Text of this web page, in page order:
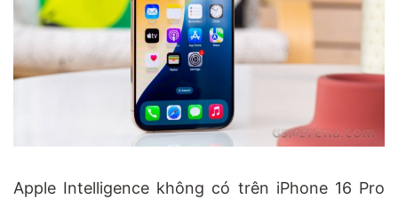
Apple Intelligence không có trên iPhone 16 Pro